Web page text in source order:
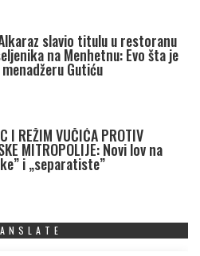
slavio titulu u restoranu
na Menhetnu: Evo šta je
Gutiću
I REŽIM VUČIĆA PROTIV
MITROPOLIJE: Novi lov na
i „separatiste”